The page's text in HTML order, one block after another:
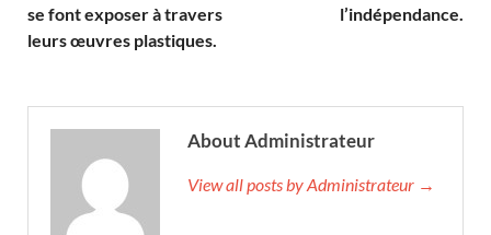
se font exposer à travers
leurs œuvres plastiques.
l’indépendance.
About Administrateur
View all posts by Administrateur →